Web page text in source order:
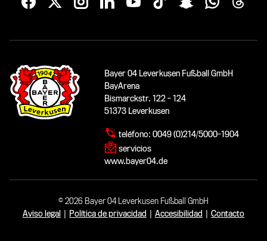
Bayer 04 Leverkusen Fußball GmbH
BayArena
Bismarckstr. 122 - 124
51373 Leverkusen
teléfono: 0049 (0)214/5000-1904
servicios
www.bayer04.de
© 2026 Bayer 04 Leverkusen Fußball GmbH
Aviso legal
Política de privacidad Accesibilidad Contacto